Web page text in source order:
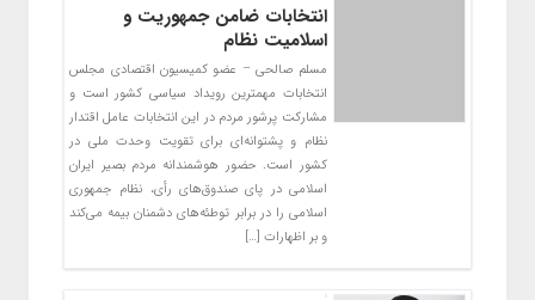
انتخابات ضامن جمهوریت و
اسلامیت نظام
مسلم صالحی – عضو کمیسیون اقتصادی مجلس
انتخابات مهمترین رویداد سیاسی کشور است و
مشارکت پرشور مردم در این انتخابات عامل اقتدار
نظام و پشتوانه‌ای برای تقویت وحدت ملی در
کشور است. حضور هوشمندانه مردم بصیر ایران
اسلامی در پای صندوق‌های رأی، نظام جمهوری
اسلامی را در برابر توطئه‌های دشمنان بیمه می‌کند
و بر اظهارات […]